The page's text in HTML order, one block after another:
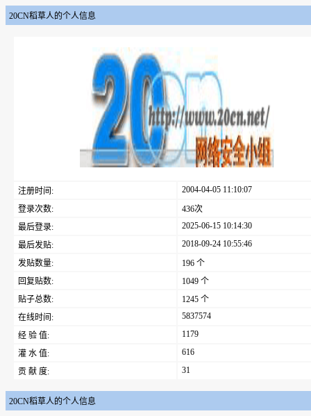
20CN稻草人的个人信息
注册时间:
2004-04-05 11:10:07
登录次数:
436次
最后登录:
2025-06-15 10:14:30
最后发贴:
2018-09-24 10:55:46
发贴数量:
196 个
回复贴数:
1049 个
贴子总数:
1245 个
在线时间:
5837574
经 验 值:
1179
灌 水 值:
616
贡 献 度:
31
20CN稻草人的个人信息